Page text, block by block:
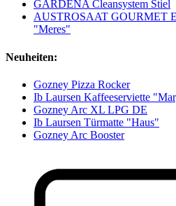
GARDENA Cleansystem Stiel
AUSTROSAAT GOURMET
"Meres"
Neuheiten:
Gozney Pizza Rocker
Ib Laursen Kaffeeserviette
Gozney Arc XL LPG DE
Ib Laursen Türmatte "Haus"
Gozney Arc Booster